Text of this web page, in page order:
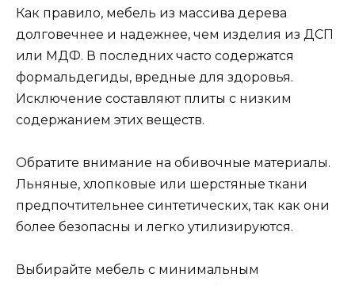
Как правило, мебель из массива дерева
долговечнее и надежнее, чем изделия из ДСП
или МДФ. В последних часто содержатся
формальдегиды, вредные для здоровья.
Исключение составляют плиты с низким
содержанием этих веществ.
Обратите внимание на обивочные материалы.
Льняные, хлопковые или шерстяные ткани
предпочтительнее синтетических, так как они
более безопасны и легко утилизируются.
Выбирайте мебель с минимальным